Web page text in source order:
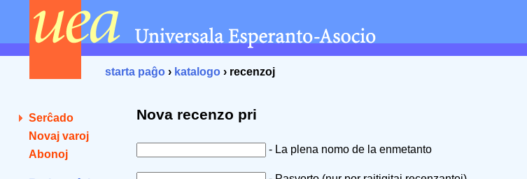
starta paĝo › katalogo › recenzoj
Serĉado
Novaj varoj
Abonoj
Nova recenzo pri
- La plena nomo de la enmetanto